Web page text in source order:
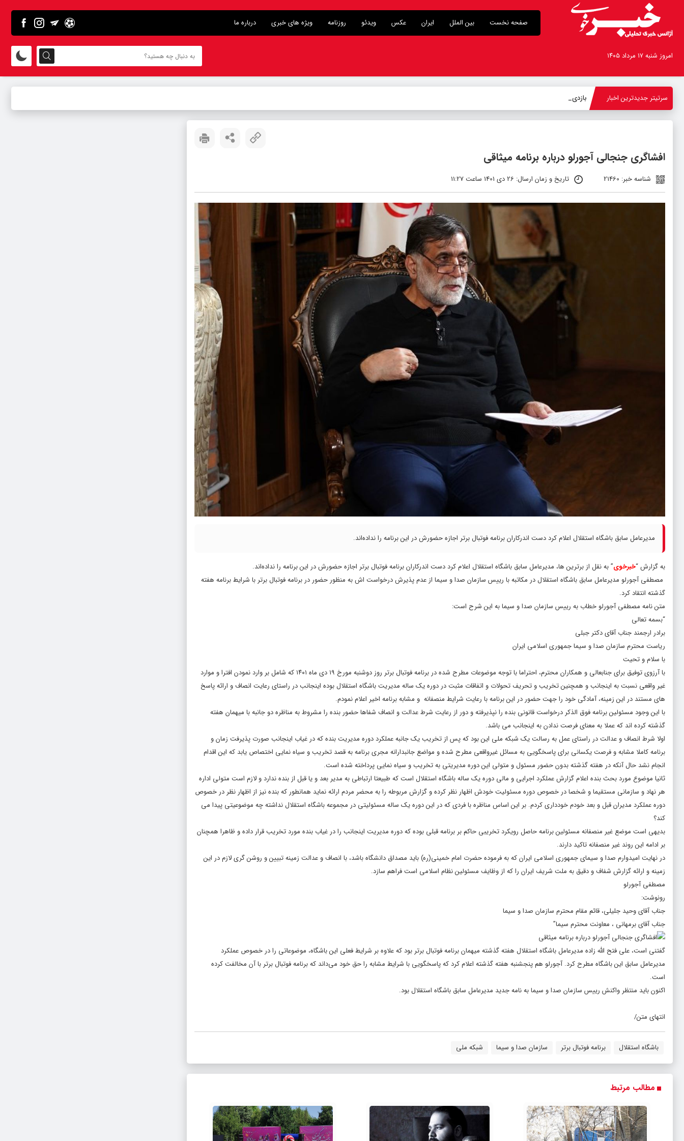
صفحه نخست بین الملل ایران عکس ویدئو روزنامه ویژه های خبری درباره ما
امروز شنبه ۱۷ مرداد ۱۴۰۵
سرتیتر جدیدترین اخبار بازدید استاندار آذربایج
افشاگری جنجالی آجورلو درباره برنامه میثاقی
شناسه خبر: 21460 تاریخ و زمان ارسال: 26 دی 1401 ساعت 11:27
مدیرعامل سابق باشگاه استقلال اعلام کرد دست اندرکاران برنامه فوتبال برتر اجازه حضورش در این برنامه را نداده‌اند.
به گزارش “خبرخوی” به نقل از برترین ها، مدیرعامل سابق باشگاه استقلال اعلام کرد دست اندرکاران برنامه فوتبال برتر اجازه حضورش در این برنامه را نداده‌اند.
مصطفی آجورلو مدیرعامل سابق باشگاه استقلال در مکاتبه با رییس سازمان صدا و سیما از عدم پذیرش درخواست اش به منظور حضور در برنامه فوتبال برتر با شرایط برنامه هفته
گذشته انتقاد کرد.
متن نامه مصطفى آجورلو خطاب به رییس سازمان صدا و سیما به این شرح است:
“بسمه تعالى
برادر ارجمند جناب آقاى دکتر جبلى
ریاست محترم سازمان صدا و سیما جمهوری اسلامی ایران
با سلام و تحیت
با آرزوی توفیق برای جنابعالی و همکاران محترم، احتراما با توجه موضوعات مطرح شده در برنامه فوتبال برتر روز دوشنبه مورخ ١٩ دى ماه ١۴٠١ که شامل بر وارد نمودن افترا و موارد
غیر واقعى نسبت به اینجانب و همچنین تخریب و تحریف تحولات و اتفاقات مثبت در دوره یک ساله مدیریت باشگاه استقلال بوده اینجانب در راستاى رعایت انصاف و ارائه پاسخ
هاى مستند در این زمینه، آمادگى خود را جهت حضور در این برنامه با رعایت شرایط منصفانه و مشابه برنامه اخیر اعلام نمودم.
با این وجود مسئولین برنامه فوق الذکر درخواست قانونى بنده را نپذیرفته و دور از رعایت شرط عدالت و انصاف شفاها حضور بنده را مشروط به مناظره دو جانبه با میهمان هفته
گذشته کرده اند که عملا به معنای فرصت ندادن به اینجانب می باشد.
اولا شرط انصاف و عدالت در راستاى عمل به رسالت یک شبکه ملى این بود که پس از تخریب یک جانبه عملکرد دوره مدیریت بنده که در غیاب اینجانب صورت پذیرفت زمان و
برنامه کاملا مشابه و فرصت یکسانى براى پاسخگویى به مسائل غیرواقعى مطرح شده و مواضع جانبدارانه مجرى برنامه به قصد تخریب و سیاه نمایى اختصاص یابد که این اقدام
انجام نشد حال آنکه در هفته گذشته بدون حضور مسئول و متولى این دوره مدیریتى به تخریب و سیاه نمایى پرداخته شده است.
ثانیا موضوع مورد بحث بنده اعلام گزارش عملکرد اجرایى و مالى دوره یک ساله باشگاه استقلال است که طبیعتا ارتباطى به مدیر بعد و یا قبل از بنده ندارد و لازم است متولى اداره
هر نهاد و سازمانى مستقیما و شخصا در خصوص دوره مسئولیت خودش اظهار نظر کرده و گزارش مربوطه را به محضر مردم ارائه نماید همانطور که بنده نیز از اظهار نظر در خصوص
دوره عملکرد مدیران قبل و بعد خودم خوددارى کردم. بر این اساس مناظره با فردى که در این دوره یک ساله مسئولیتى در مجموعه باشگاه استقلال نداشته چه موضوعیتى پیدا مى
کند؟
بدیهى است موضع غیر منصفانه مسئولین برنامه حاصل رویکرد تخریبى حاکم بر برنامه قبلى بوده که دوره مدیریت اینجانب را در غیاب بنده مورد تخریب قرار داده و ظاهرا همچنان
بر ادامه این روند غیر منصفانه تاکید دارند.
در نهایت امیدوارم صدا و سیماى جمهورى اسلامى ایران که به فرموده حضرت امام خمینى(ره) باید مصداق دانشگاه باشد، با انصاف و عدالت زمینه تبیین و روشن گرى لازم در این
زمینه و ارائه گزارش شفاف و دقیق به ملت شریف ایران را که از وظایف مسئولین نظام اسلامى است فراهم سازد.
مصطفی آجورلو
رونوشت:
جناب آقای وحید جلیلی، قائم مقام محترم سازمان صدا و سیما
جناب آقای برمهانی ، معاونت محترم سیما”
گفتنى است، على فتح الله زاده مدیرعامل باشگاه استقلال هفته گذشته میهمان برنامه فوتبال برتر بود که علاوه بر شرایط فعلى این باشگاه، موضوعاتى را در خصوص عملکرد
مدیرعامل سابق این باشگاه مطرح کرد. آجورلو هم پنجشنبه هفته گذشته اعلام کرد که پاسخگویی با شرایط مشابه را حق خود می‌داند که برنامه فوتبال برتر با آن مخالفت کرده
است.
اکنون باید منتظر واکنش رییس سازمان صدا و سیما به نامه جدید مدیرعامل سابق باشگاه استقلال بود.
انتهای متن/
باشگاه استقلال برنامه فوتبال برتر سازمان صدا و سیما شبکه ملى
مطالب مرتبط